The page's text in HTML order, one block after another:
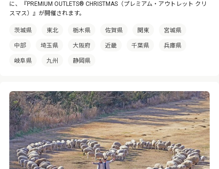
に、『PREMIUM OUTLETS® CHRISTMAS（プレミアム・アウトレット クリ
スマス）』が開催されます。
茨城県 東北 栃木県 佐賀県 関東 宮城県
中部 埼玉県 大阪府 近畿 千葉県 兵庫県
岐阜県 九州 静岡県